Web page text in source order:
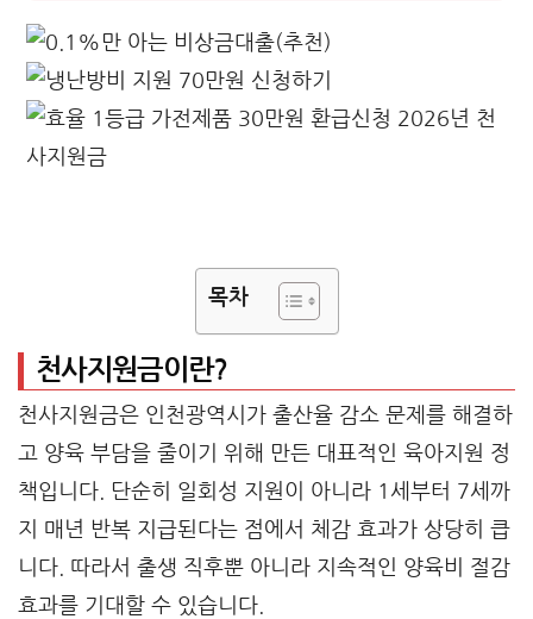
목차
천사지원금이란?
천사지원금은 인천광역시가 출산율 감소 문제를 해결하
고 양육 부담을 줄이기 위해 만든 대표적인 육아지원 정
책입니다. 단순히 일회성 지원이 아니라 1세부터 7세까
지 매년 반복 지급된다는 점에서 체감 효과가 상당히 큽
니다. 따라서 출생 직후뿐 아니라 지속적인 양육비 절감
효과를 기대할 수 있습니다.